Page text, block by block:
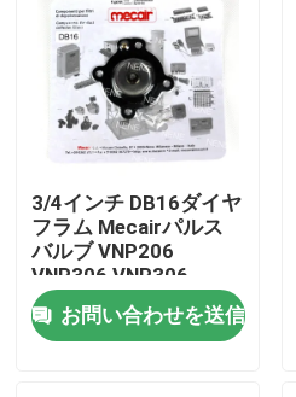
3/4インチ DB16ダイヤ
フラム Mecairパルス
バルブ VNP206
VNP306 VNP306
VEM306用
お問い合わせを送信